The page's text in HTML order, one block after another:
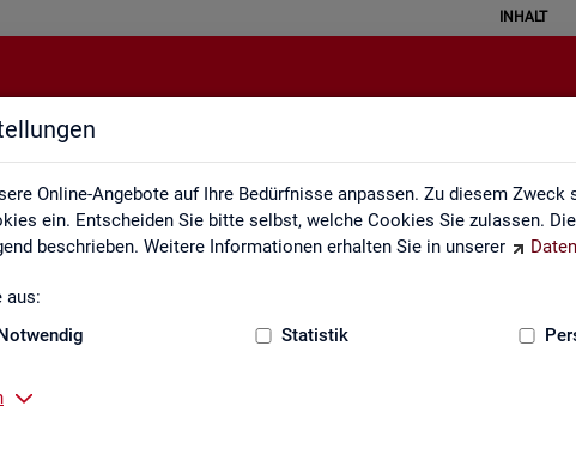
Online-Angebote auf Ihre Bedürfnisse anpassen. Zu diesem Zweck
ein. Entscheiden Sie bitte selbst, welche Cookies Sie zulassen.
beschrieben. Weitere Informationen erhalten Sie in unserer
aus:
Statistik
INHALT
sozialversicherungspflichtig